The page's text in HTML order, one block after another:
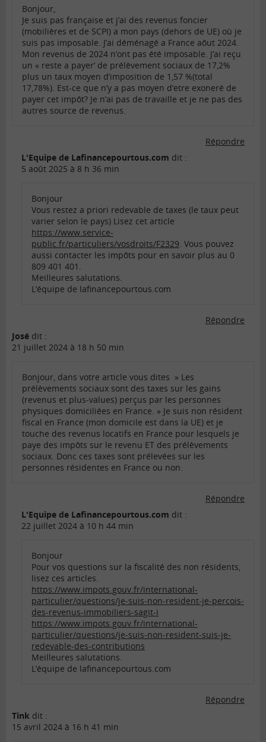
Bonjour,
Je suis pas française et j’ai des revenus foncier
(mobilières et de SCPI) a mon pays (dehors de UE) où je
suis pas imposable. J’ai déménagé a France aôut 2024.
Mon revenus de 2024 n’ont pas été imposable. J’ai reçu
un « reste a payer’ de prélèvement sociaux de 17,2%
plus un taux moyen d’imposition de 1,57 %(total
17,78%). Est-ce que n’y a pas moyen d’etre exoneré de
payer cet impôt? Je n’ai pas de travaille et je ne pas des
autres source de revenus.
Répondre
L'Equipe de Lafinancepourtous.com dit :
5 août 2025 à 8 h 36 min
Bonjour
Vous restez a priori redevable de taxes (le taux peut
varier selon le pays) Lisez cet article
https://www.service-
public.fr/particuliers/vosdroits/F2329 . Vous pouvez
aussi contacter les impôts pour en savoir plus au 0
809 401 401.
Meilleures salutations.
L’équipe de lafinancepourtous.com
Répondre
José dit :
21 juillet 2024 à 18 h 50 min
Bonjour, dans votre article vous dites » Les
prélèvements sociaux sont des taxes sur les gains
(revenus et plus-values) perçus par les personnes
physiques domiciliées en France. » Je suis non résident
fiscal en France (mon domicile est dans la UE) et je
touche des revenus locatifs en France pour lesquels je
paye des impôts sur le revenu ET des prélèvements
sociaux. Donc ces taxes sont prélevées sur les
personnes résidentes en France ou non.
Répondre
L'Equipe de Lafinancepourtous.com dit :
22 juillet 2024 à 10 h 44 min
Bonjour
Pour vos questions sur la fiscalité des non résidents,
lisez ces articles.
https://www.impots.gouv.fr/international-
particulier/questions/je-suis-non-resident-je-percois-
des-revenus-immobiliers-sagit-i
https://www.impots.gouv.fr/international-
particulier/questions/je-suis-non-resident-suis-je-
redevable-des-contributions
Meilleures salutations.
L’équipe de lafinancepourtous.com
Répondre
Tink dit :
15 avril 2024 à 16 h 41 min